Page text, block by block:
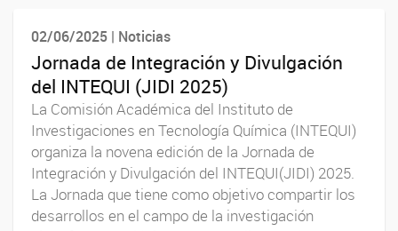
02/06/2025 | Noticias
Jornada de Integración y Divulgación
del INTEQUI (JIDI 2025)
La Comisión Académica del Instituto de
Investigaciones en Tecnología Química (INTEQUI)
organiza la novena edición de la Jornada de
Integración y Divulgación del INTEQUI(JIDI) 2025.
La Jornada que tiene como objetivo compartir los
desarrollos en el campo de la investigación